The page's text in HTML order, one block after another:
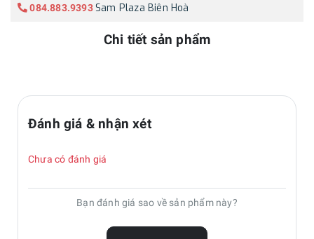
084.883.9393 Sam Plaza Biên Hoà
Chi tiết sản phẩm
Đánh giá & nhận xét
Chưa có đánh giá
Bạn đánh giá sao về sản phẩm này?